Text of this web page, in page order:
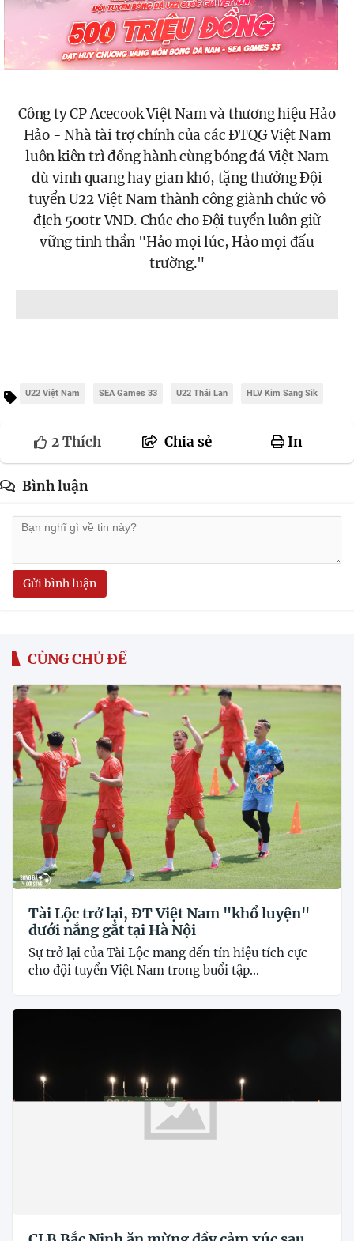
Công ty CP Acecook Việt Nam và thương hiệu Hảo
Hảo - Nhà tài trợ chính của các ĐTQG Việt Nam
luôn kiên trì đồng hành cùng bóng đá Việt Nam
dù vinh quang hay gian khó, tặng thưởng Đội
tuyển U22 Việt Nam thành công giành chức vô
địch 500tr VND. Chúc cho Đội tuyển luôn giữ
vững tinh thần "Hảo mọi lúc, Hảo mọi đấu
trường."
U22 Việt Nam SEA Games 33 U22 Thái Lan HLV Kim Sang Sik
2Thích Chia sẻ In
Bình luận
Gửi bình luận
CÙNG CHỦ ĐỀ
Tài Lộc trở lại, ĐT Việt Nam "khổ luyện"
dưới nắng gắt tại Hà Nội
Sự trở lại của Tài Lộc mang đến tín hiệu tích cực
cho đội tuyển Việt Nam trong buổi tập...